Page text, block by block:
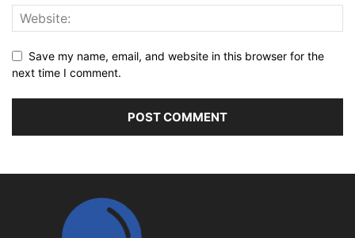
Save my name, email, and website in this browser for the
next time I comment.